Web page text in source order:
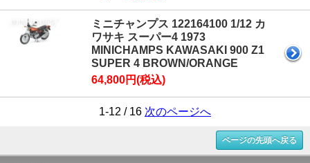
ミニチャンプス 122164100 1/12 カ
ワサキ スーパー4 1973
MINICHAMPS KAWASAKI 900 Z1
SUPER 4 BROWN/ORANGE
64,800円(税込)
1-12 / 16 次のページへ
ページの先頭へ戻る